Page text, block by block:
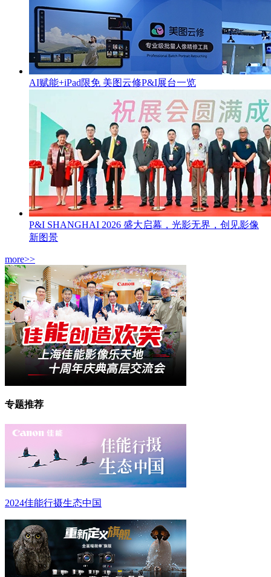
AI赋能+iPad限免 美图云修P&I展台一览
P&I SHANGHAI 2026 盛大启幕，光影无界，创见影像
新图景
more>>
专题推荐
2024佳能行摄生态中国